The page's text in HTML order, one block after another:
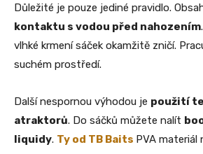
Důležité je pouze jediné pravidlo.
kontaktu s vodou před nahozením
vlhké krmení sáček okamžitě zničí.
suchém prostředí.
Další nespornou výhodou je použití
atraktorů. Do sáčků můžete nalít
liquidy. Ty od TB Baits PVA materiál